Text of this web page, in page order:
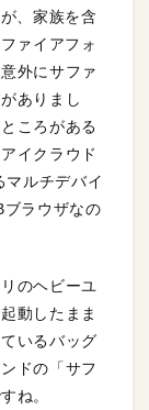
、家族を含
ァイアフォ
外にサファ
ありまし
ころがある
イクラウド
ルチデバイ
ブラウザなの
のヘビーユ
動したまま
いるバッグ
ドの「サフ
ね。